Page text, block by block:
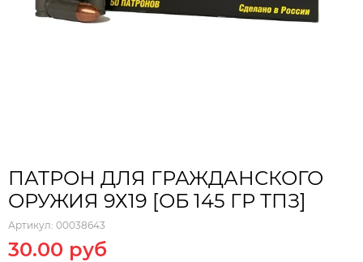
ПАТРОН ДЛЯ ГРАЖДАНСКОГО
ОРУЖИЯ 9Х19 [ОБ 145 ГР ТПЗ]
Артикул: 00038643
30.00 руб